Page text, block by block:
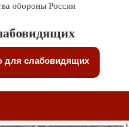
обороны России
слабовидящих